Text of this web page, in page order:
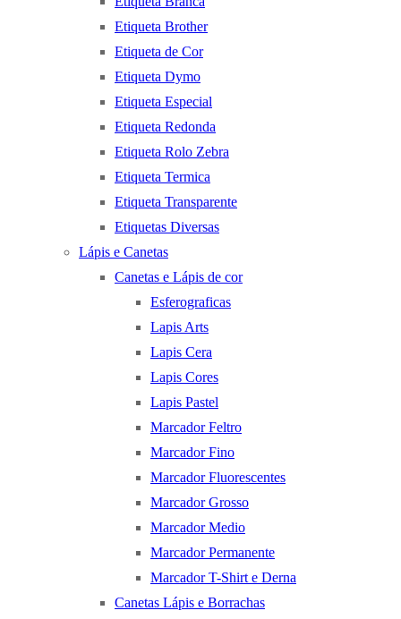
Etiqueta Brother
Etiqueta de Cor
Etiqueta Dymo
Etiqueta Especial
Etiqueta Redonda
Etiqueta Rolo Zebra
Etiqueta Termica
Etiqueta Transparente
Etiquetas Diversas
Lápis e Canetas
Canetas e Lápis de cor
Esferograficas
Lapis Arts
Lapis Cera
Lapis Cores
Lapis Pastel
Marcador Feltro
Marcador Fino
Marcador Fluorescentes
Marcador Grosso
Marcador Medio
Marcador Permanente
Marcador T-Shirt e Derna
Canetas Lápis e Borrachas